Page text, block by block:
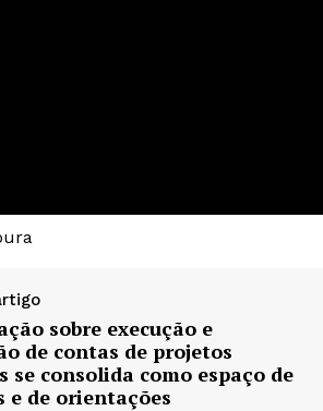
sobre execução e
de contas de projetos
se consolida como espaço de
e de orientações